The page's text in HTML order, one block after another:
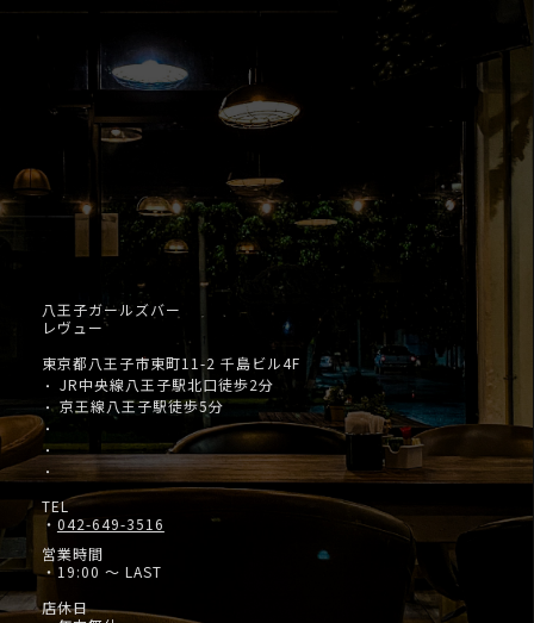
八王子ガールズバー
レヴュー
東京都八王子市東町11-2 千島ビル4F
・ JR中央線八王子駅北口徒歩2分
・京王線八王子駅徒歩5分
・
・
・
TEL
・ 042-649-3516
営業時間
・19:00 ～ LAST
店休日